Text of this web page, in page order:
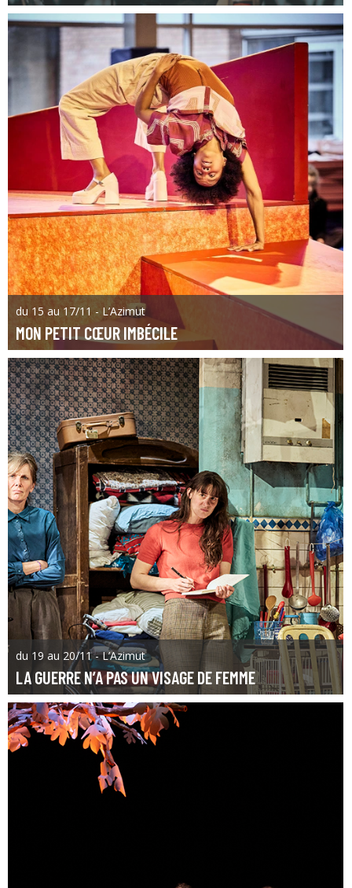
du 15 au 17/11 - L’Azimut
MON PETIT CŒUR IMBÉCILE
du 19 au 20/11 - L’Azimut
LA GUERRE N’A PAS UN VISAGE DE FEMME